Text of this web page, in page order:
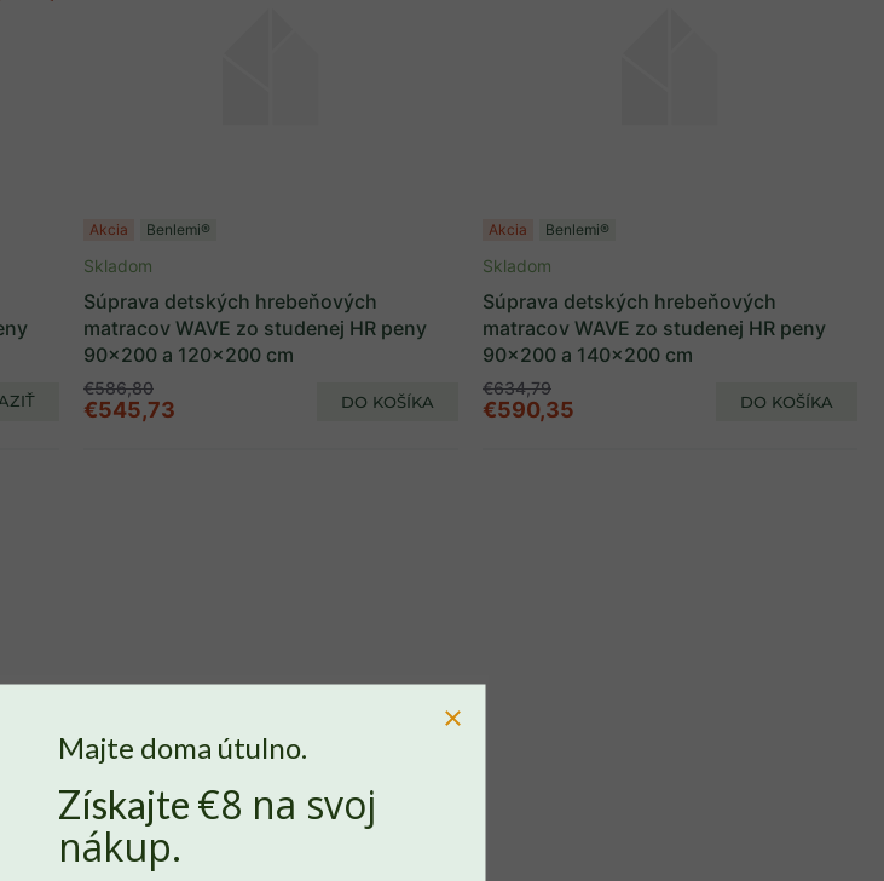
doma , potrebujeme od vás súhlas so
nim môžeme zaznamenávať, ako sa
domov Benlemi neustále zveľaďovať.
Akcia Benlemi®
Súprava detských hrebeňových
matracov WAVE zo studenej HR peny
90x200 a 120x200 cm
Skladom
€586,80
€545,73 DO KOŠÍKA
Akcia Benlemi®
Súprava detských hrebeňových
matracov WAVE zo studenej HR peny
90x200 a 140x200 cm
Skladom
€634,79
€590,35 DO KOŠÍKA
Majte doma útulno.
Získajte €8 na svoj
nákup.